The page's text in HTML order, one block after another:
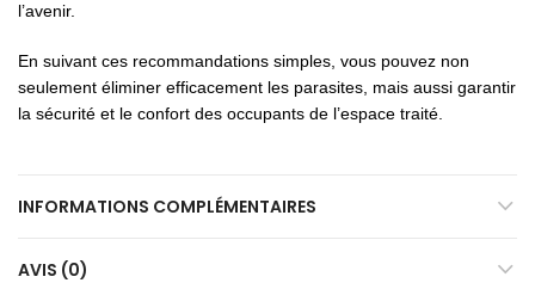
l’avenir.
En suivant ces recommandations simples, vous pouvez non
seulement éliminer efficacement les parasites, mais aussi garantir
la sécurité et le confort des occupants de l’espace traité.
INFORMATIONS COMPLÉMENTAIRES
AVIS (0)